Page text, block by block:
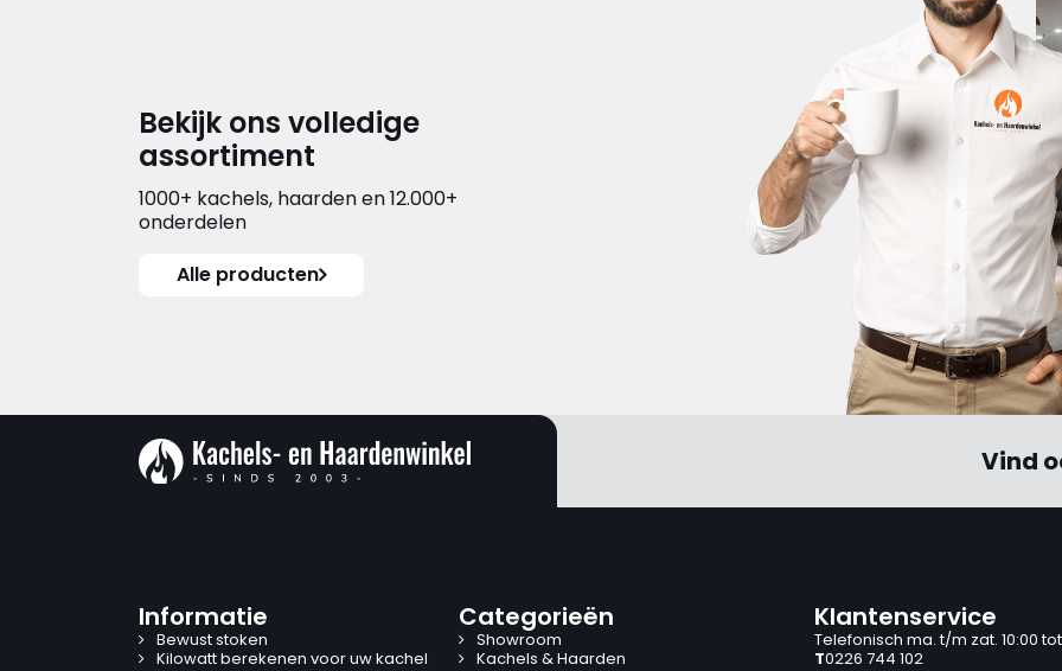
Bekijk ons volledige
assortiment
1000+ kachels, haarden en 12.000+
onderdelen
Alle producten
Vind
Informatie
Bewust stoken
Kilowatt berekenen voor uw kachel
Categorieën
Showroom
Kachels & Haarden
Klantenservice
Telefonisch ma. t/m zat. 10:00 tot
T0226 744 102